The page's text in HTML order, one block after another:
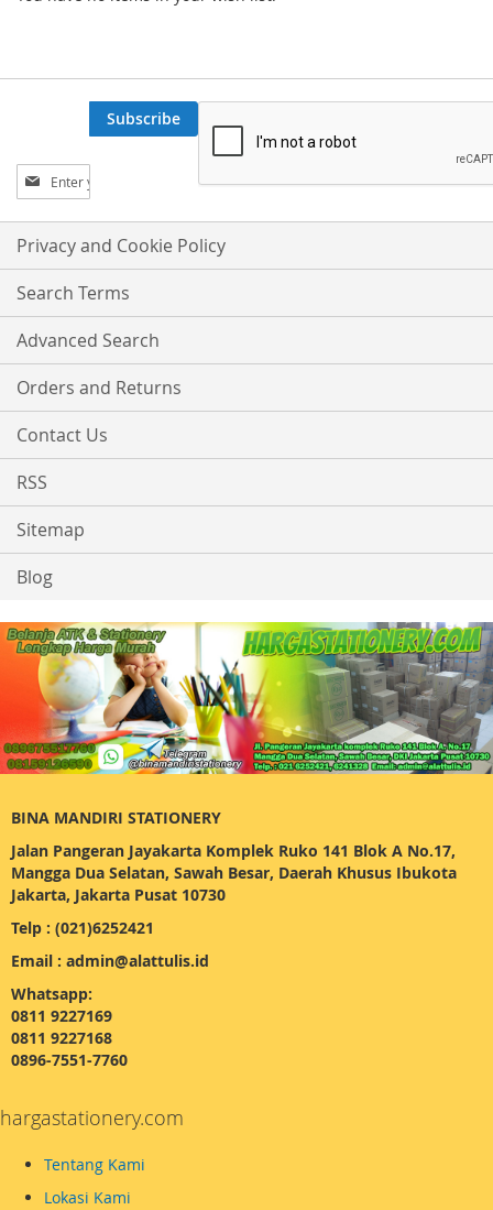
Sign
Up
for
Our
Newsletter:
Subscribe
Privacy and Cookie Policy
Search Terms
Advanced Search
Orders and Returns
Contact Us
RSS
Sitemap
Blog
BINA MANDIRI STATIONERY
Jalan Pangeran Jayakarta Komplek Ruko 141 Blok A No.17,
Mangga Dua Selatan, Sawah Besar, Daerah Khusus Ibukota
Jakarta, Jakarta Pusat 10730
Telp : (021)6252421
Email : admin@alattulis.id
Whatsapp:
0811 9227169
0811 9227168
0896-7551-7760
hargastationery.com
Tentang Kami
Lokasi Kami